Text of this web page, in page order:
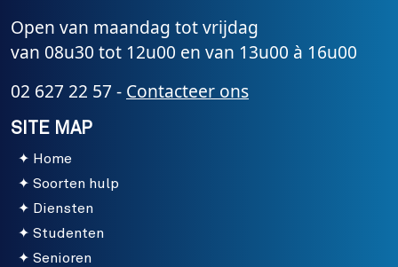
Open van maandag tot vrijdag
van 08u30 tot 12u00 en van 13u00 à 16u00
02 627 22 57 - Contacteer ons
SITE MAP
Home
Soorten hulp
Diensten
Studenten
Senioren